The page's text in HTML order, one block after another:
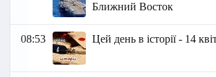
Ближний Восток
08:53 Цей день в історії - 14